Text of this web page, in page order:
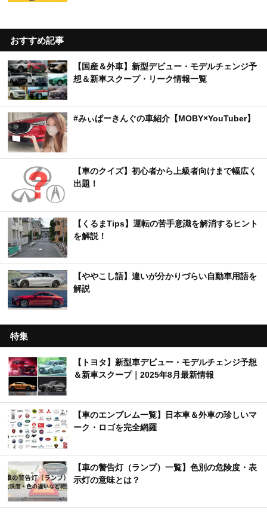
おすすめ記事
【国産＆外車】新型デビュー・モデルチェンジ予
想＆新車スクープ・リーク情報一覧
#みぃぱーきんぐの車紹介【MOBY×YouTuber】
【車のクイズ】初心者から上級者向けまで幅広く
出題！
【くるまTips】運転の苦手意識を解消するヒント
を解説！
【ややこし語】違いが分かりづらい自動車用語を
解説
特集
【トヨタ】新型車デビュー・モデルチェンジ予想
＆新車スクープ｜2025年8月最新情報
【車のエンブレム一覧】日本車＆外車の珍しいマ
ーク・ロゴを完全網羅
【車の警告灯（ランプ）一覧】色別の危険度・表
示灯の意味とは？